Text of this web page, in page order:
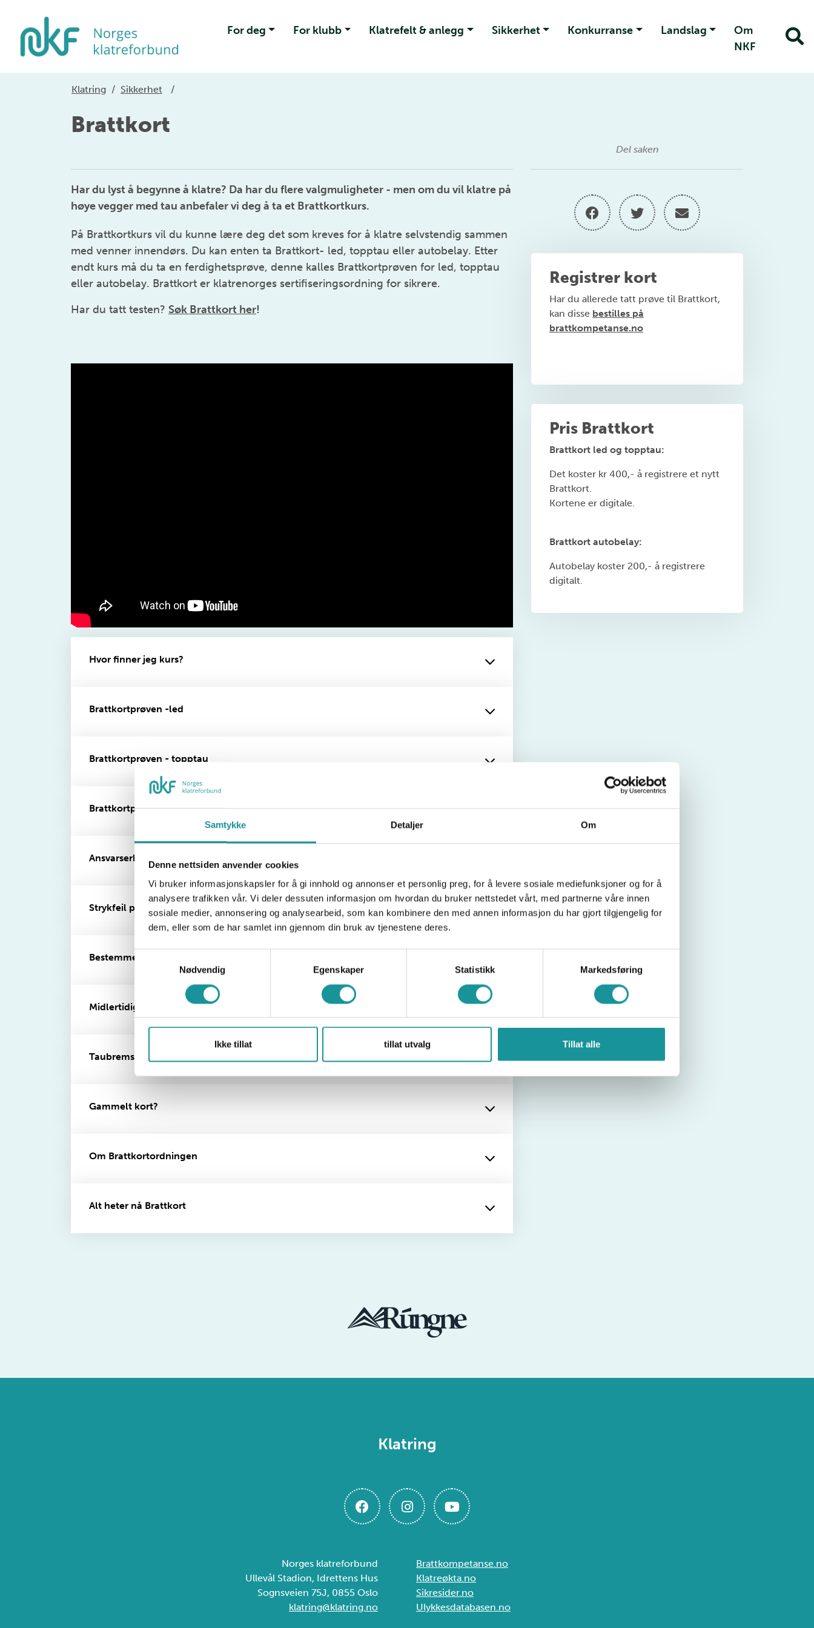
Samtykke Detaljer Om
Denne nettsiden anvender cookies
Vi bruker informasjonskapsler for å gi innhold og annonser et personlig preg, for å levere sosiale mediefunksjoner og for å
analysere trafikken vår. Vi deler dessuten informasjon om hvordan du bruker nettstedet vårt, med partnerne våre innen
sosiale medier, annonsering og analysearbeid, som kan kombinere den med annen informasjon du har gjort tilgjengelig for
dem, eller som de har samlet inn gjennom din bruk av tjenestene deres.
Samtykkevalg
Nødvendig
Egenskaper Statistikk Markedsføring
Ikke tillat tillat utvalg Tillat alle
For deg For klubb Klatrefelt & anlegg Sikkerhet Konkurranse Landslag
Om
NKF
Klatring / Sikkerhet /
Brattkort
Har du lyst å begynne å klatre? Da har du flere valgmuligheter - men om du vil klatre på
høye vegger med tau anbefaler vi deg å ta et Brattkortkurs.
På Brattkortkurs vil du kunne lære deg det som kreves for å klatre selvstendig sammen
med venner innendørs. Du kan enten ta Brattkort- led, topptau eller autobelay. Etter
endt kurs må du ta en ferdighetsprøve, denne kalles Brattkortprøven for led, topptau
eller autobelay. Brattkort er klatrenorges sertifiseringsordning for sikrere.
Har du tatt testen? Søk Brattkort her!
Hvor finner jeg kurs?
Brattkortprøven -led
Brattkortprøven - topptau
Brattkortprøven - autobelay
Ansvarserklæring
Strykfeil på Brattkort led, topptau og autobelay
Bestemmelser for Brattkort
Midlertidig kort
Taubrems
Gammelt kort?
Om Brattkortordningen
Alt heter nå Brattkort
Del saken
Registrer kort
Har du allerede tatt prøve til Brattkort,
kan disse bestilles på
brattkompetanse.no
Pris Brattkort
Brattkort led og topptau:
Det koster kr 400,- å registrere et nytt
Brattkort.
Kortene er digitale.
Brattkort autobelay:
Autobelay koster 200,- å registrere
digitalt.
Klatring
Norges klatreforbund
Ullevål Stadion, Idrettens Hus
Sognsveien 75J, 0855 Oslo
klatring@klatring.no
Brattkompetanse.no
Klatreøkta.no
Sikresider.no
Ulykkesdatabasen.no